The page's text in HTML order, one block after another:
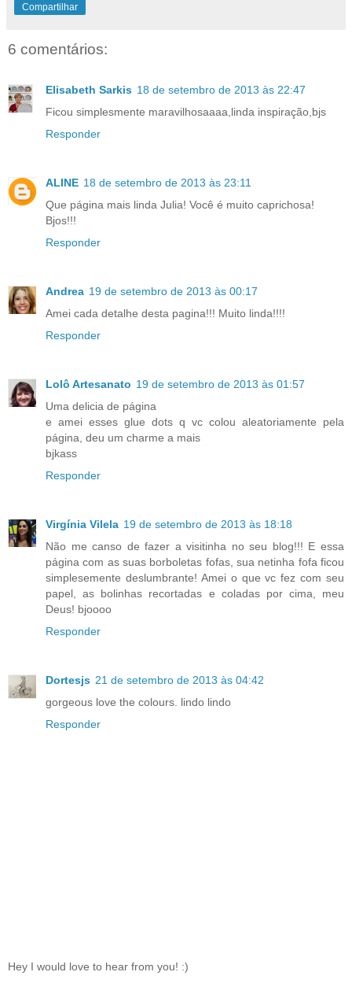
Compartilhar
6 comentários:
Elisabeth Sarkis 18 de setembro de 2013 às 22:47
Ficou simplesmente maravilhosaaaa,linda inspiração,bjs
Responder
ALINE 18 de setembro de 2013 às 23:11
Que página mais linda Julia! Você é muito caprichosa!
Bjos!!!
Responder
Andrea 19 de setembro de 2013 às 00:17
Amei cada detalhe desta pagina!!! Muito linda!!!!
Responder
Lolô Artesanato 19 de setembro de 2013 às 01:57
Uma delicia de página
e amei esses glue dots q vc colou aleatoriamente pela
página, deu um charme a mais
bjkass
Responder
Virgínia Vilela 19 de setembro de 2013 às 18:18
Não me canso de fazer a visitinha no seu blog!!! E essa
página com as suas borboletas fofas, sua netinha fofa ficou
simplesemente deslumbrante! Amei o que vc fez com seu
papel, as bolinhas recortadas e coladas por cima, meu
Deus! bjoooo
Responder
Dortesjs 21 de setembro de 2013 às 04:42
gorgeous love the colours. lindo lindo
Responder
Hey I would love to hear from you! :)